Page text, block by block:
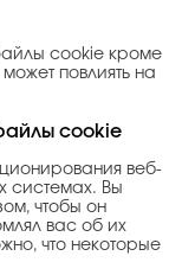
cookie кроме
повлиять на
cookie
веб-
системах. Вы
чтобы он
вас об их
что некоторые